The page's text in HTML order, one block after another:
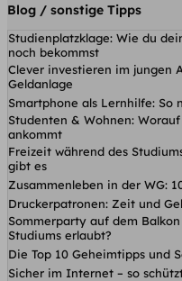
Blog / sonstige Tipps
Studienplatzklage: Wie du
noch bekommst
Clever investieren im jungen
Geldanlage
Smartphone als Lernhilfe: So
Studenten & Wohnen:
ankommt
Freizeit während des
gibt es
Zusammenleben in der WG:
Druckerpatronen: Zeit und
Sommerparty auf dem
Studiums erlaubt?
Die Top 10 Geheimtipps und
Sicher im Internet – so